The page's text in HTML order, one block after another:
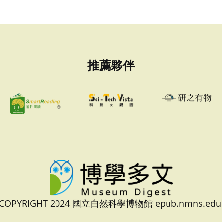
推薦夥伴
2024 國立自然科學博物館